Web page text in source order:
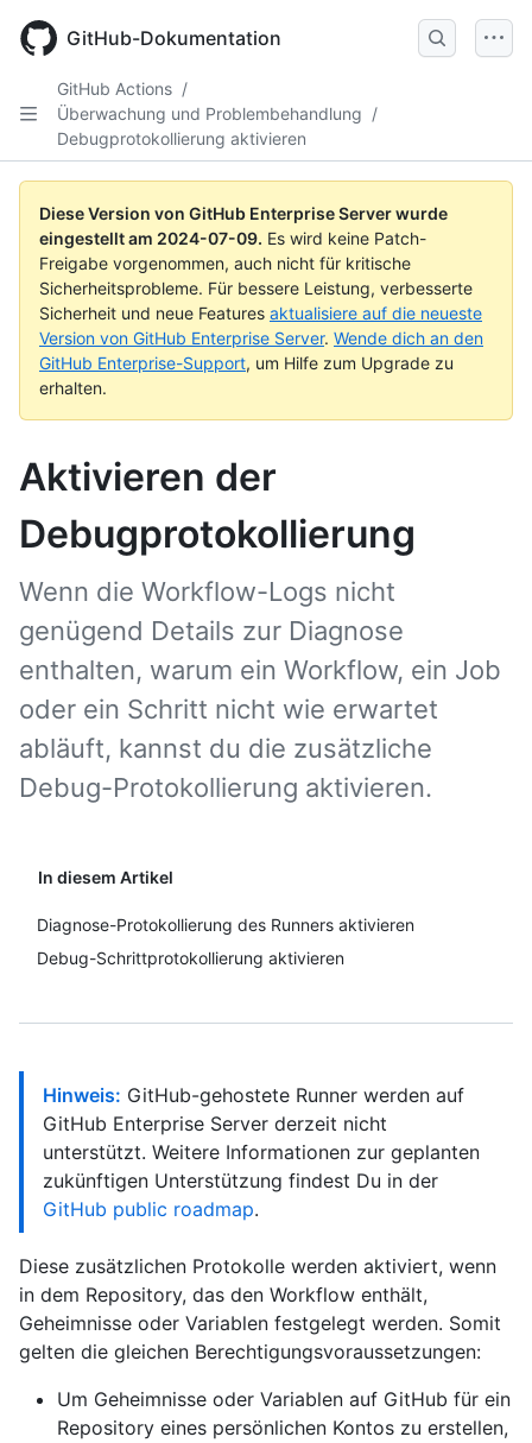
main
GitHub-Dokumentation
GitHub Actions /
Überwachung und Problembehandlung /
Debugprotokollierung aktivieren
Diese Version von GitHub Enterprise Server wurde
eingestellt am 2024-07-09. Es wird keine Patch-
Freigabe vorgenommen, auch nicht für kritische
Sicherheitsprobleme. Für bessere Leistung, verbesserte
Sicherheit und neue Features aktualisiere auf die neueste
Version von GitHub Enterprise Server. Wende dich an den
GitHub Enterprise-Support, um Hilfe zum Upgrade zu
erhalten.
Aktivieren der
Debugprotokollierung
Wenn die Workflow-Logs nicht
genügend Details zur Diagnose
enthalten, warum ein Workflow, ein Job
oder ein Schritt nicht wie erwartet
abläuft, kannst du die zusätzliche
Debug-Protokollierung aktivieren.
In diesem Artikel
Diagnose-Protokollierung des Runners aktivieren
Debug-Schrittprotokollierung aktivieren
Hinweis: GitHub-gehostete Runner werden auf
GitHub Enterprise Server derzeit nicht
unterstützt. Weitere Informationen zur geplanten
zukünftigen Unterstützung findest Du in der
GitHub public roadmap.
Diese zusätzlichen Protokolle werden aktiviert, wenn
in dem Repository, das den Workflow enthält,
Geheimnisse oder Variablen festgelegt werden. Somit
gelten die gleichen Berechtigungsvoraussetzungen:
Um Geheimnisse oder Variablen auf GitHub für ein
Repository eines persönlichen Kontos zu erstellen,